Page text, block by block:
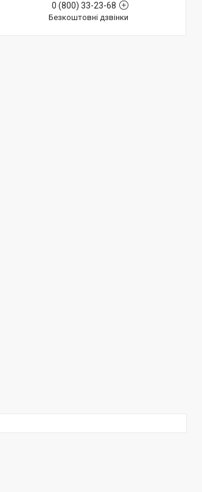
0 (800) 33-23-68
Безкоштовні дзвінки